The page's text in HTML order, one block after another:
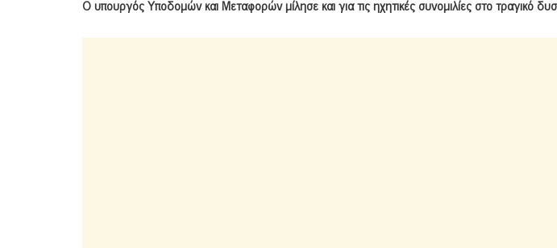
Ο υπουργός Υποδομών και Μεταφορών μίλησε και για τις ηχητικές συνομιλίες στο τραγικό